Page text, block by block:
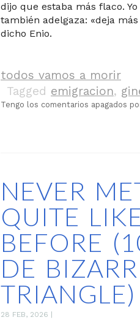
dijo que estaba más flaco.
también adelgaza: «deja
dicho Enio.
todos vamos a morir
Tagged emigracion,
Tengo los comentarios apagados
NEVER
QUITE
BEFORE
DE
TRIANGLE)
28 FEB, 2026